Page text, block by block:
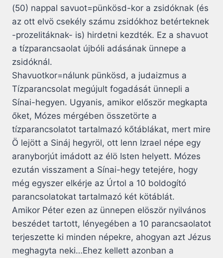
(50) nappal savuot=pünkösd-kor a zsidóknak (és
az ott elvö csekély számu zsidókhoz betérteknek
-prozelitáknak- is) hirdetni kezdték. Ez a shavuot
a tízparancsaolat újbóli adásának ünnepe a
zsidóknál.
Shavuotkor=nálunk pünkösd, a judaizmus a
Tízparancsolat megújult fogadását ünnepli a
Sínai-hegyen. Ugyanis, amikor először megkapta
őket, Mózes mérgében összetörte a
tízparancsolatot tartalmazó kőtáblákat, mert mire
Ö lejött a Sináj hegyröl, ott lenn Izrael népe egy
aranyborjút imádott az élö Isten helyett. Mózes
ezután visszament a Sínai-hegy tetejére, hogy
még egyszer elkérje az Úrtol a 10 boldogító
parancsolatokat tartalmazó két kötáblát.
Amikor Péter ezen az ünnepen elöször nyilvános
beszédet tartott, lényegében a 10 parancsaolatot
terjeszette ki minden népekre, ahogyan azt Jézus
meghagyta neki…Ehez kellett azonban a